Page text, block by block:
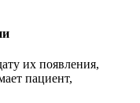
их появления,
пациент,